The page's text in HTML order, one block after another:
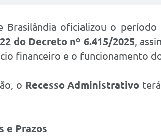
Brasilândia oficializou o
do Decreto nº 6.415/2025,
financeiro e o funcionamento
o Recesso Administrativo
e Prazos